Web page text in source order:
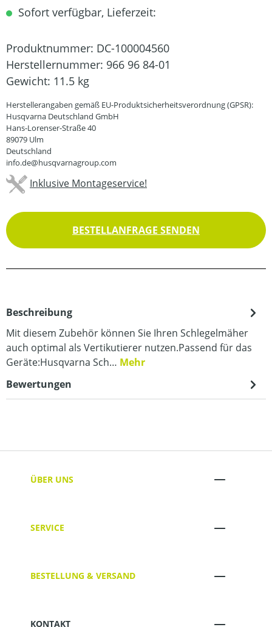
Sofort verfügbar, Lieferzeit:
Produktnummer: DC-100004560
Herstellernummer: 966 96 84-01
Gewicht: 11.5 kg
Herstellerangaben gemäß EU-Produktsicherheitsverordnung (GPSR):
Husqvarna Deutschland GmbH
Hans-Lorenser-Straße 40
89079 Ulm
Deutschland
info.de@husqvarnagroup.com
Inklusive Montageservice!
BESTELLANFRAGE SENDEN
Beschreibung
Mit diesem Zubehör können Sie Ihren Schlegelmäher
auch optimal als Vertikutierer nutzen.Passend für das
Geräte:Husqvarna Sch… Mehr
Bewertungen
ÜBER UNS
SERVICE
BESTELLUNG & VERSAND
KONTAKT